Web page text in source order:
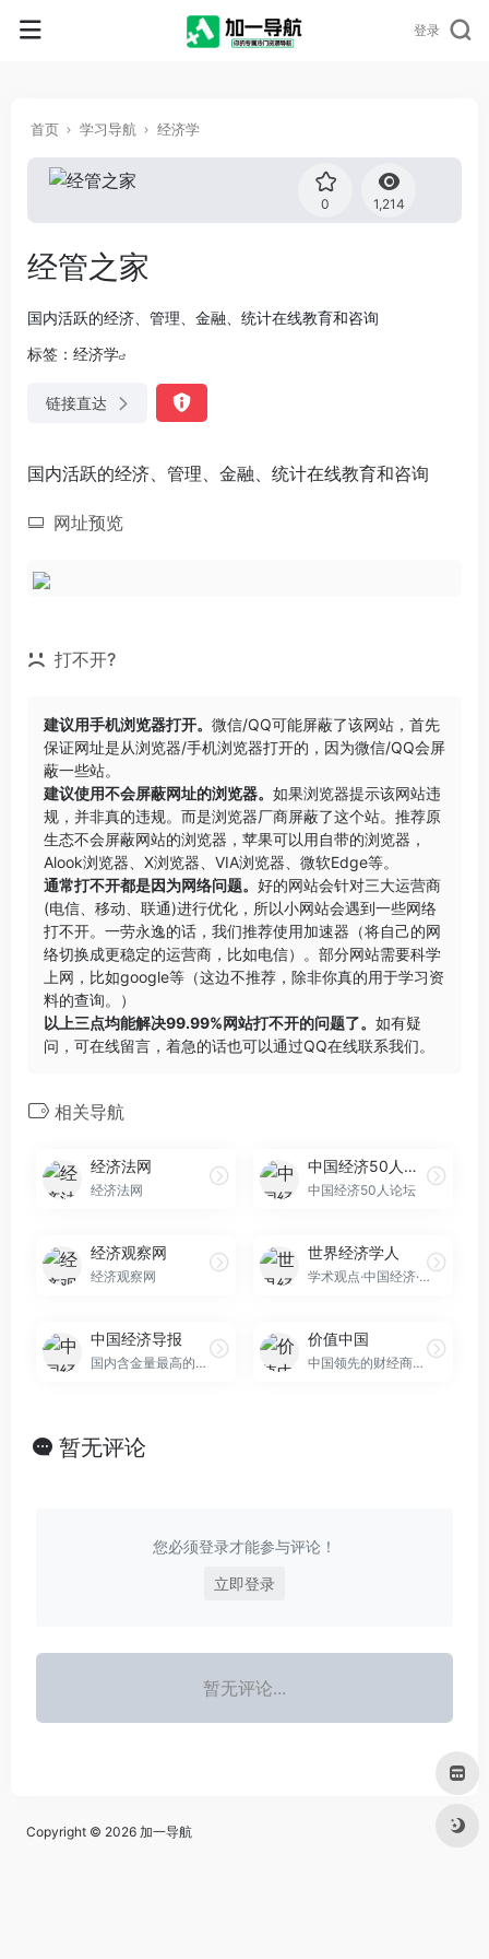
登录
首页 学习导航 经济学
0 1,214
经管之家
国内活跃的经济、管理、金融、统计在线教育和咨询
标签： 经济学
链接直达
国内活跃的经济、管理、金融、统计在线教育和咨询
网址预览
打不开?
建议用手机浏览器打开。 微信/QQ可能屏蔽了该网站，首先
保证网址是从浏览器/手机浏览器打开的，因为微信/QQ会屏
蔽一些站。
建议使用不会屏蔽网址的浏览器。 如果浏览器提示该网站违
规，并非真的违规。而是浏览器厂商屏蔽了这个站。推荐原
生态不会屏蔽网站的浏览器，苹果可以用自带的浏览器，
Alook浏览器
X浏览器 VIA浏览器 微软Edge等。
通常打不开都是因为网络问题。 好的网站会针对三大运营商
(电信、移动、联通)进行优化，所以小网站会遇到一些网络
打不开。一劳永逸的话，我们推荐使用加速器（将自己的网
络切换成更稳定的运营商，比如电信）。部分网站需要科学
上网，比如google等（这边不推荐，除非你真的用于学习资
料的查询。）
以上三点均能解决99.99%网站打不开的问题了。 如有疑
问，可在线留言，着急的话也可以通过QQ在线联系我们。
相关导航
经济法网
经济法网
中国经济50人论坛
中国经济50人论坛
经济观察网
经济观察网
世界经济学人
学术观点·中国经济·名校文献·学者著作·经济理论·
中国经济导报
国内含金量最高的经济类报纸之一
价值中国
中国领先的财经商业新媒体（金融投资·新兴战略产业）
暂无评论
您必须登录才能参与评论！
立即登录
暂无评论...
Copyright © 2026 加一导航